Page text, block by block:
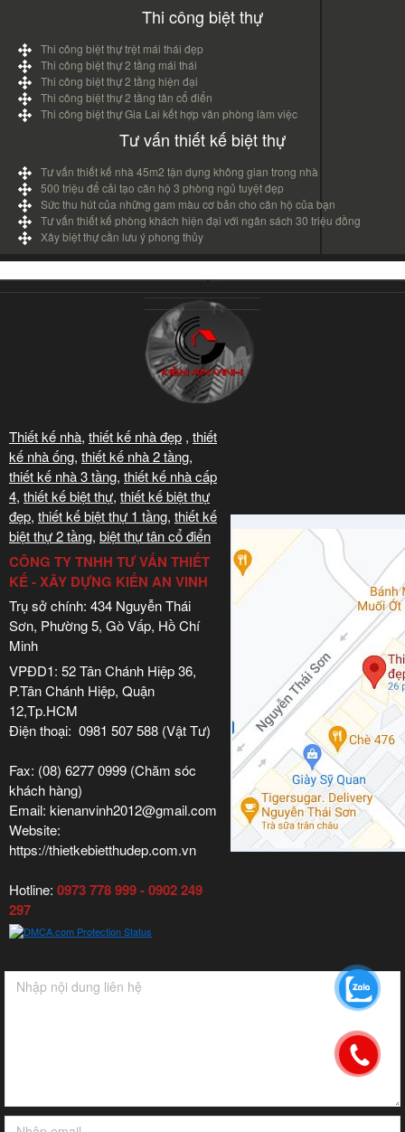
Thi công biệt thự
Thi công biệt thự trệt mái thái đẹp
Thi công biệt thự 2 tầng mái thái
Thi công biệt thự 2 tầng hiện đại
Thi công biệt thự 2 tầng tân cổ điển
Thi công biệt thự Gia Lai kết hợp văn phòng làm việc
Tư vấn thiết kế biệt thự
Tư vấn thiết kế nhà 45m2 tận dụng không gian trong nhà
500 triệu để cải tạo căn hộ 3 phòng ngủ tuyệt đẹp
Sức thu hút của những gam màu cơ bản cho căn hộ của bạn
Tư vấn thiết kế phòng khách hiện đại với ngân sách 30 triệu đồng
Xây biệt thự cần lưu ý phong thủy
Thiết kế nhà, thiết kế nhà đẹp , thiết
kế nhà ống, thiết kế nhà 2 tầng,
thiết kế nhà 3 tầng, thiết kế nhà cấp
4, thiết kế biệt thự, thiết kế biệt thự
đẹp, thiết kế biệt thự 1 tầng, thiết kế
biệt thự 2 tầng, biệt thự tân cổ điển
CÔNG TY TNHH TƯ VẤN THIẾT
KẾ - XÂY DỰNG KIẾN AN VINH
Trụ sở chính: 434 Nguyễn Thái
Sơn, Phường 5, Gò Vấp, Hồ Chí
Minh
VPĐD1: 52 Tân Chánh Hiệp 36,
P.Tân Chánh Hiệp, Quận
12,Tp.HCM
Điện thoại: 0981 507 588 (Vật Tư)
Fax: (08) 6277 0999 (Chăm sóc
khách hàng)
Email: kienanvinh2012@gmail.com
Website:
https://thietkebietthudep.com.vn
Hotline: 0973 778 999 - 0902 249
297